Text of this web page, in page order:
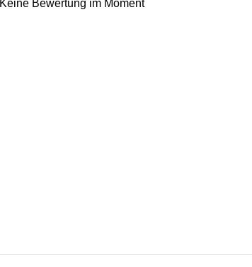
Keine Bewertung im Moment